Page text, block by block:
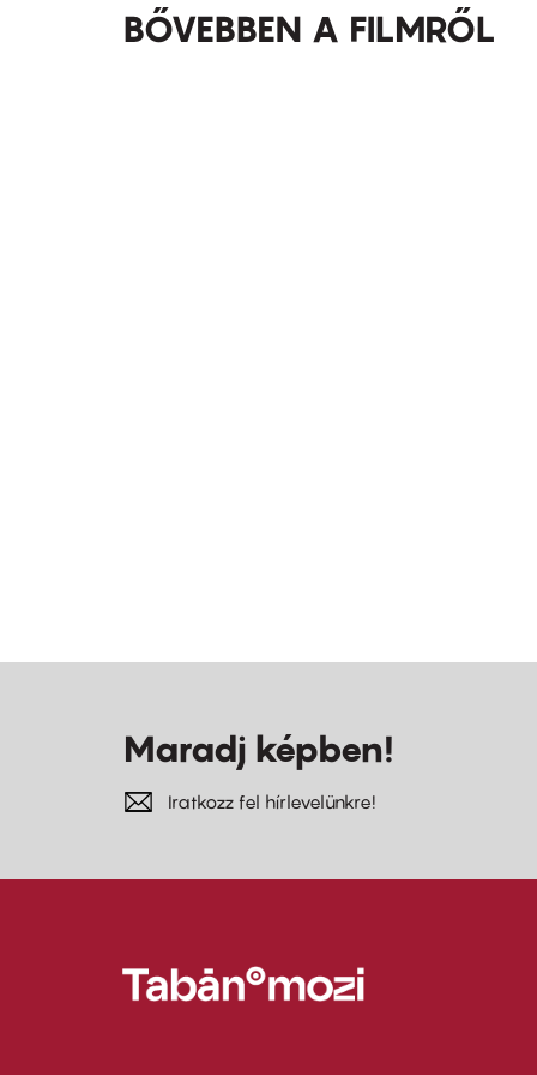
BŐVEBBEN A FILMRŐL
Maradj képben!
Iratkozz fel hírlevelünkre!